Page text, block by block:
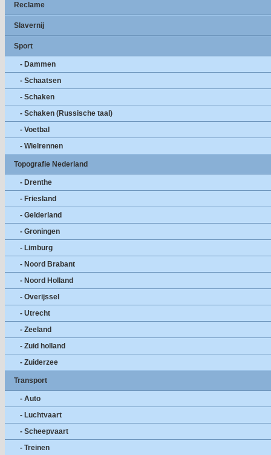
Reclame
Slavernij
Sport
- Dammen
- Schaatsen
- Schaken
- Schaken (Russische taal)
- Voetbal
- Wielrennen
Topografie Nederland
- Drenthe
- Friesland
- Gelderland
- Groningen
- Limburg
- Noord Brabant
- Noord Holland
- Overijssel
- Utrecht
- Zeeland
- Zuid holland
- Zuiderzee
Transport
- Auto
- Luchtvaart
- Scheepvaart
- Treinen